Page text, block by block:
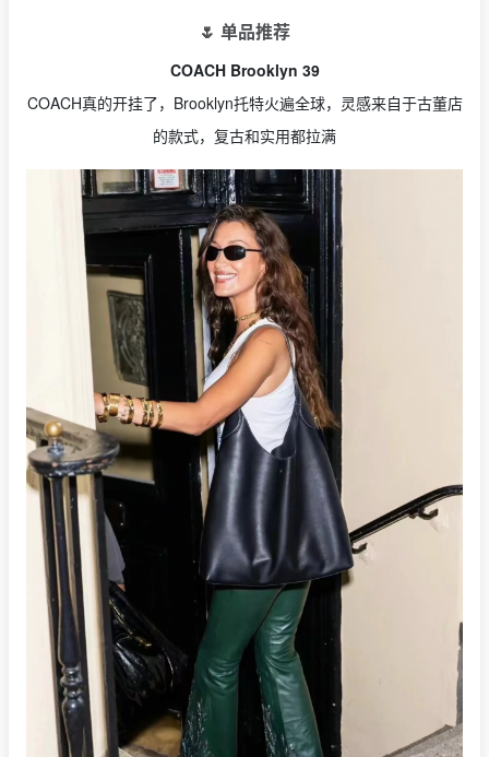
🌷 单品推荐
COACH Brooklyn 39
COACH真的开挂了，Brooklyn托特火遍全球，灵感来自于古董店
的款式，复古和实用都拉满